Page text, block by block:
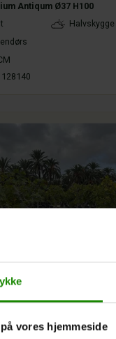
vores hjemmeside
Antiqum Ø37 H100
Halvskygge
128140
opst. Forgr. Ø55 H200